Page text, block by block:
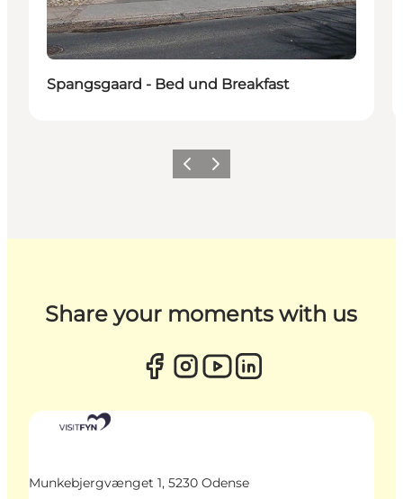
Spangsgaard - Bed und Breakfast
ZurückWeiter
Share your moments with us
Munkebjergvænget 1, 5230 Odense